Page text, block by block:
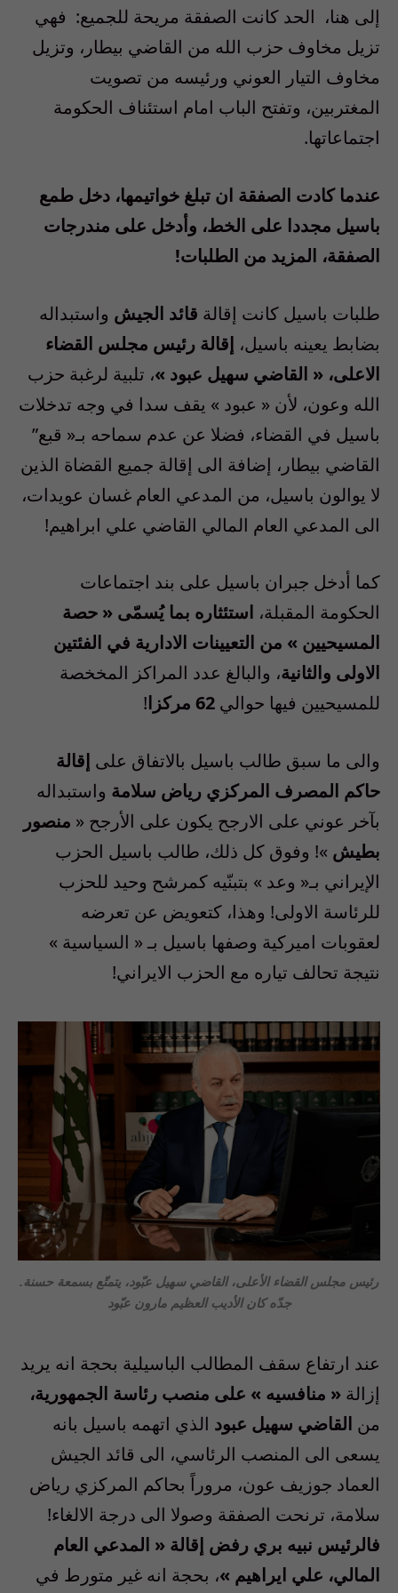
إلى هنا، الحد كانت الصفقة مريحة للجميع: فهي
تزيل مخاوف حزب الله من القاضي بيطار، وتزيل
مخاوف التيار العوني ورئيسه من تصويت
المغتربين، وتفتح الباب امام استئناف الحكومة
اجتماعاتها.
عندما كادت الصفقة ان تبلغ خواتيمها، دخل طمع
باسيل مجددا على الخط، وأدخل على مندرجات
الصفقة، المزيد من الطلبات!
طلبات باسيل كانت إقالة قائد الجيش واستبداله
بضابط يعينه باسيل، إقالة رئيس مجلس القضاء
الاعلى، « القاضي سهيل عبود »، تلبية لرغبة حزب
الله وعون، لأن « عبود » يقف سدا في وجه تدخلات
باسيل في القضاء، فضلا عن عدم سماحه بـ« قبع”
القاضي بيطار، إضافة الى إقالة جميع القضاة الذين
لا يوالون باسيل، من المدعي العام غسان عويدات،
الى المدعي العام المالي القاضي علي ابراهيم!
كما أدخل جبران باسيل على بند اجتماعات
الحكومة المقبلة، استئثاره بما يُسمّى « حصة
المسيحيين » من التعيينات الادارية في الفئتين
الاولى والثانية، والبالغ عدد المراكز المخخصة
للمسيحيين فيها حوالي
مركزا!
والى ما سبق طالب باسيل بالاتفاق على إقالة
حاكم المصرف المركزي رياض سلامة واستبداله
بآخر عوني على الارجح يكون على الأرجح « منصور
بطيش »! وفوق كل ذلك، طالب باسيل الحزب
الإيراني بـ« وعد » بتبنّيه كمرشح وحيد للحزب
للرئاسة الاولى! وهذا، كتعويض عن تعرضه
لعقوبات اميركية وصفها باسيل بـ « السياسية »
نتيجة تحالف تياره مع الحزب الايراني!
رئيس مجلس القضاء الأعلى، القاضي سهيل عبّود، يتمتّع بسمعة حسنة.
جدّه كان الأديب العظيم مارون عبّود
عند ارتفاع سقف المطالب الباسيلية بحجة انه يريد
إزالة « منافسيه » على منصب رئاسة الجمهورية،
من القاضي سهيل عبود الذي اتهمه باسيل بانه
يسعى الى المنصب الرئاسي، الى قائد الجيش
العماد جوزيف عون، مروراً بحاكم المركزي رياض
سلامة، ترنحت الصفقة وصولا الى درجة الالغاء!
فالرئيس نبيه بري رفض إقالة « المدعي العام
المالي، علي ايراهيم »، بحجة انه غير متورط في